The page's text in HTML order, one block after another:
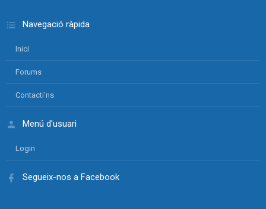
Navegació ràpida
Inici
Forums
Contacti'ns
Menú d'usuari
Login
Segueix-nos a Facebook